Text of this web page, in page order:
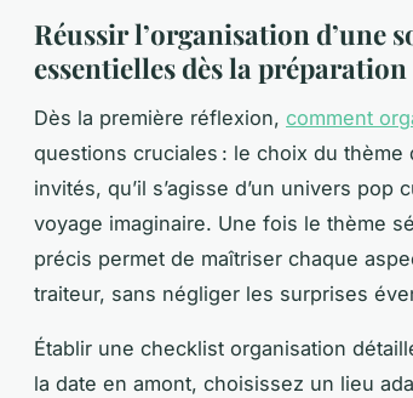
Réussir l’organisation d’une
essentielles dès la préparation
Dès la première réflexion, comment
questions cruciales : le choix du
invités, qu’il s’agisse d’un univers pop
voyage imaginaire. Une fois le thème
précis permet de maîtriser chaque
traiteur, sans négliger les surprises
Établir une checklist organisation
la date en amont, choisissez un lieu